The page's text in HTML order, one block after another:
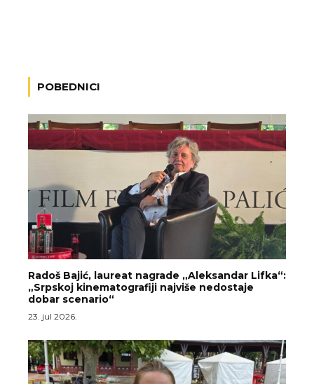
POBEDNICI
Radoš Bajić, laureat nagrade „Aleksandar Lifka“:
„Srpskoj kinematografiji najviše nedostaje
dobar scenario“
23. jul 2026.